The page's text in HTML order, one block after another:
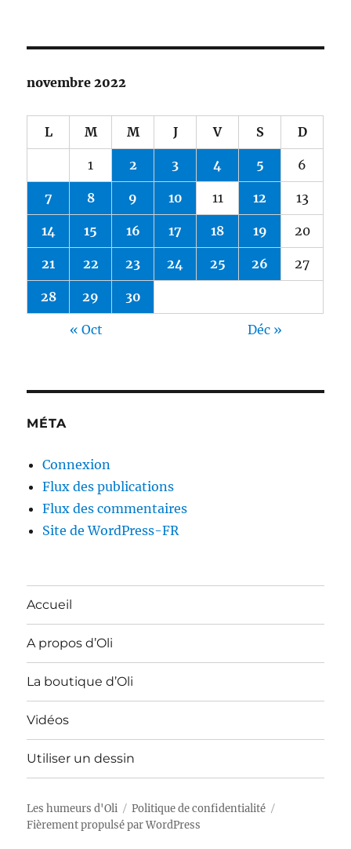
novembre 2022
L M M J V S D
1 2 3 4 5 6
7 8 9 10 11 12 13
14 15 16 17 18 19 20
21 22 23 24 25 26 27
28 29 30
« Oct Déc »
MÉTA
Connexion
Flux des publications
Flux des commentaires
Site de WordPress-FR
Accueil
A propos d’Oli
La boutique d’Oli
Vidéos
Utiliser un dessin
Les humeurs d'Oli
Politique de confidentialité
Fièrement propulsé par WordPress